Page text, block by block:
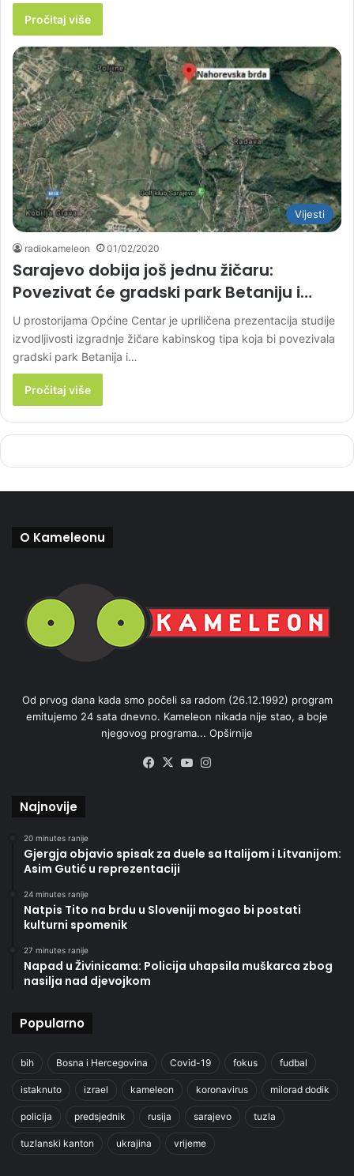
Pročitaj više
Vijesti
radiokameleon 01/02/2020
Sarajevo dobija još jednu žičaru:
Povezivat će gradski park Betaniju i…
U prostorijama Općine Centar je upriličena prezentacija studije
izvodljivosti izgradnje žičare kabinskog tipa koja bi povezivala
gradski park Betanija i…
Pročitaj više
O Kameleonu
Od prvog dana kada smo počeli sa radom (26.12.1992) program
emitujemo 24 sata dnevno. Kameleon nikada nije stao, a boje
njegovog programa... Opširnije
Facebook
X YouTube
Najnovije
20 minutes ranije
Gjergja objavio spisak za duele sa Italijom i Litvanijom:
Asim Gutić u reprezentaciji
24 minutes ranije
Natpis Tito na brdu u Sloveniji mogao bi postati
kulturni spomenik
27 minutes ranije
Napad u Živinicama: Policija uhapsila muškarca zbog
nasilja nad djevojkom
Popularno
bih Bosna i Hercegovina Covid-19 fokus fudbal
istaknuto izrael kameleon koronavirus milorad dodik
policija predsjednik rusija sarajevo tuzla
tuzlanski kanton ukrajina vrijeme